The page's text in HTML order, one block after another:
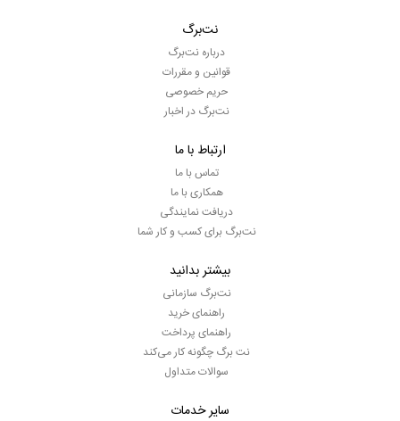
نت‌برگ
درباره نت‌برگ
قوانین و مقررات
حریم خصوصی
نت‌برگ در اخبار
ارتباط با ما
تماس با ما
همکاری با ما
دریافت نمایندگی
نت‌برگ برای کسب و کار شما
بیشتر بدانید
نت‌برگ سازمانی
راهنمای خرید
راهنمای پرداخت
نت برگ چگونه کار می‌کند
سوالات متداول
سایر خدمات